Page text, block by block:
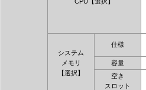
システム
メモリ
【選択】
仕様
容量
空き
スロット